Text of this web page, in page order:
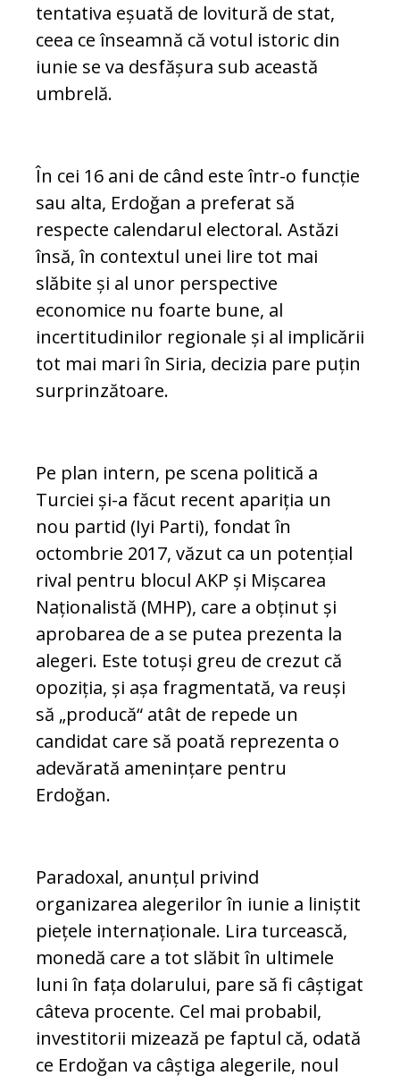
tentativa eșuată de lovitură de stat,
ceea ce înseamnă că votul istoric din
iunie se va desfășura sub această
umbrelă.
În cei 16 ani de când este într-o funcție
sau alta, Erdoğan a preferat să
respecte calendarul electoral. Astăzi
însă, în contextul unei lire tot mai
slăbite și al unor perspective
economice nu foarte bune, al
incertitudinilor regionale și al implicării
tot mai mari în Siria, decizia pare puțin
surprinzătoare.
Pe plan intern, pe scena politică a
Turciei și-a făcut recent apariția un
nou partid (Iyi Parti), fondat în
octombrie 2017, văzut ca un potențial
rival pentru blocul AKP și Mișcarea
Naționalistă (MHP), care a obținut și
aprobarea de a se putea prezenta la
alegeri. Este totuși greu de crezut că
opoziția, și așa fragmentată, va reuși
să „producă“ atât de repede un
candidat care să poată reprezenta o
adevărată amenințare pentru
Erdoğan.
Paradoxal, anunțul privind
organizarea alegerilor în iunie a liniștit
piețele internaționale. Lira turcească,
monedă care a tot slăbit în ultimele
luni în fața dolarului, pare să fi câștigat
câteva procente. Cel mai probabil,
investitorii mizează pe faptul că, odată
ce Erdoğan va câștiga alegerile, noul